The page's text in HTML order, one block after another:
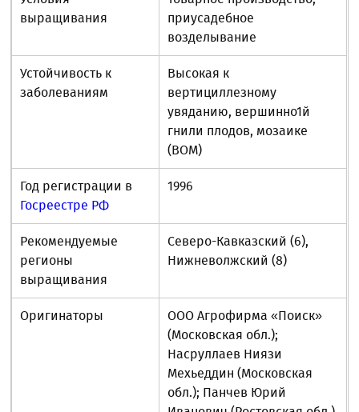
выращивания
приусадебное
возделывание
Устойчивость к
заболеваниям
Высокая к
вертициллезному
увяданию, вершинно1й
гнили плодов, мозаике
(ВОМ)
Год регистрации в
Госреестре РФ
1996
Рекомендуемые
регионы
выращивания
Северо-Кавказский (6),
Нижневолжский (8)
Оригинаторы
ООО Агрофирма «Поиск»
(Московская обл.);
Насруллаев Ниязи
Мехьеддин (Московская
обл.); Панчев Юрий